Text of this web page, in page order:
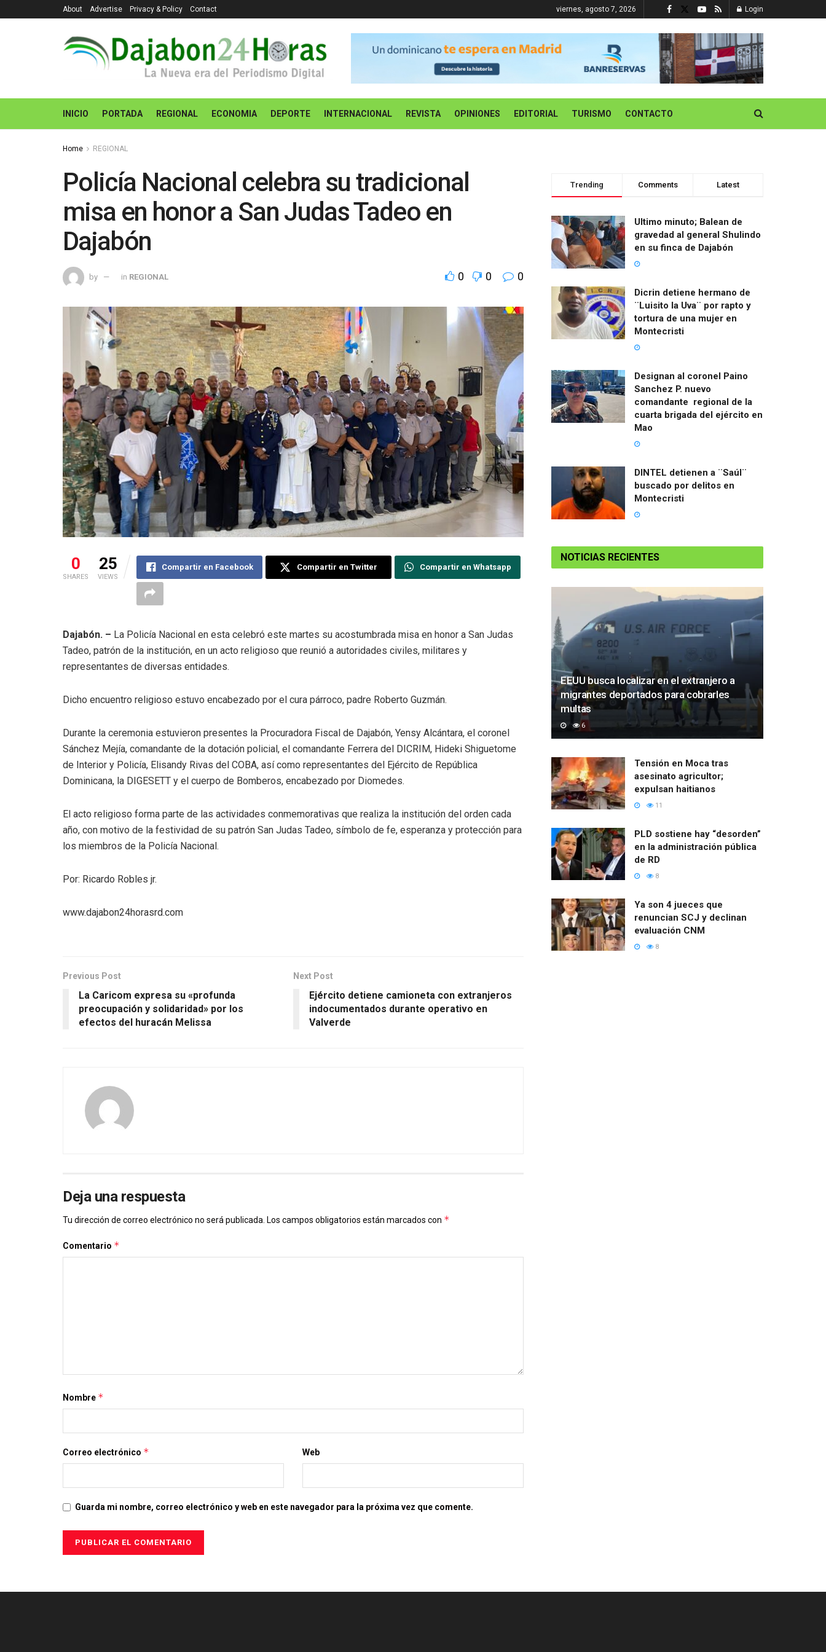
About Advertise Privacy & Policy Contact viernes, agosto 7, 2026 Login
INICIO PORTADA REGIONAL ECONOMIA DEPORTE INTERNACIONAL REVISTA OPINIONES EDITORIAL TURISMO CONTACTO
Home REGIONAL
Policía Nacional celebra su tradicional
misa en honor a San Judas Tadeo en
Dajabón
by in REGIONAL 0 0 0
0
SHARES
25
VIEWS
Compartir en Facebook Compartir en Twitter Compartir en Whatsapp
Dajabón. – La Policía Nacional en esta celebró este martes su acostumbrada misa en honor a San Judas
Tadeo, patrón de la institución, en un acto religioso que reunió a autoridades civiles, militares y
representantes de diversas entidades.
Dicho encuentro religioso estuvo encabezado por el cura párroco, padre Roberto Guzmán.
Durante la ceremonia estuvieron presentes la Procuradora Fiscal de Dajabón, Yensy Alcántara, el coronel
Sánchez Mejía, comandante de la dotación policial, el comandante Ferrera del DICRIM, Hideki Shiguetome
de Interior y Policía, Elisandy Rivas del COBA, así como representantes del Ejército de República
Dominicana, la DIGESETT y el cuerpo de Bomberos, encabezado por Diomedes.
El acto religioso forma parte de las actividades conmemorativas que realiza la institución del orden cada
año, con motivo de la festividad de su patrón San Judas Tadeo, símbolo de fe, esperanza y protección para
los miembros de la Policía Nacional.
Por: Ricardo Robles jr.
www.dajabon24horasrd.com
Previous Post
La Caricom expresa su «profunda
preocupación y solidaridad» por los
efectos del huracán Melissa
Next Post
Ejército detiene camioneta con extranjeros
indocumentados durante operativo en
Valverde
Deja una respuesta
Tu dirección de correo electrónico no será publicada. Los campos obligatorios están marcados con *
Comentario *
Nombre *
Correo electrónico * Web
Guarda mi nombre, correo electrónico y web en este navegador para la próxima vez que comente.
Trending Comments Latest
Ultimo minuto; Balean de
gravedad al general Shulindo
en su finca de Dajabón
Dicrin detiene hermano de
¨Luisito la Uva¨ por rapto y
tortura de una mujer en
Montecristi
Designan al coronel Paino
Sanchez P. nuevo
comandante regional de la
cuarta brigada del ejército en
Mao
DINTEL detienen a ¨Saúl¨
buscado por delitos en
Montecristi
NOTICIAS RECIENTES
EEUU busca localizar en el extranjero a
migrantes deportados para cobrarles
multas
6
Tensión en Moca tras
asesinato agricultor;
expulsan haitianos
11
PLD sostiene hay “desorden”
en la administración pública
de RD
8
Ya son 4 jueces que
renuncian SCJ y declinan
evaluación CNM
8